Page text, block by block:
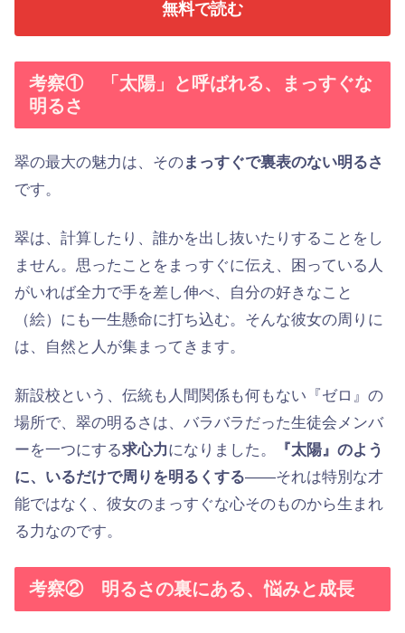
無料で読む
考察① 「太陽」と呼ばれる、まっすぐな
明るさ
翠の最大の魅力は、そのまっすぐで裏表のない明るさ
です。
翠は、計算したり、誰かを出し抜いたりすることをし
ません。思ったことをまっすぐに伝え、困っている人
がいれば全力で手を差し伸べ、自分の好きなこと
（絵）にも一生懸命に打ち込む。そんな彼女の周りに
は、自然と人が集まってきます。
新設校という、伝統も人間関係も何もない『ゼロ』の
場所で、翠の明るさは、バラバラだった生徒会メンバ
ーを一つにする求心力になりました。
『太陽』のよう
に、いるだけで周りを明るくする——それは特別な才
能ではなく、彼女のまっすぐな心そのものから生まれ
る力なのです。
考察② 明るさの裏にある、悩みと成長